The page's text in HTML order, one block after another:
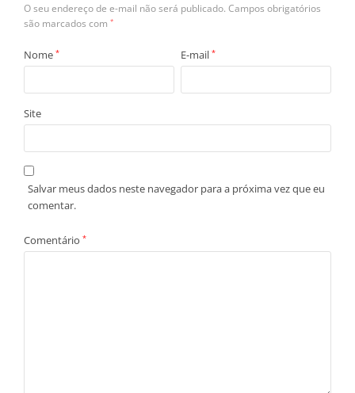
O seu endereço de e-mail não será publicado. Campos obrigatórios
são marcados com *
Nome * E-mail *
Site
Salvar meus dados neste navegador para a próxima vez que eu
comentar.
Comentário *